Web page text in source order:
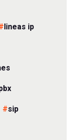
lineas ip
sip